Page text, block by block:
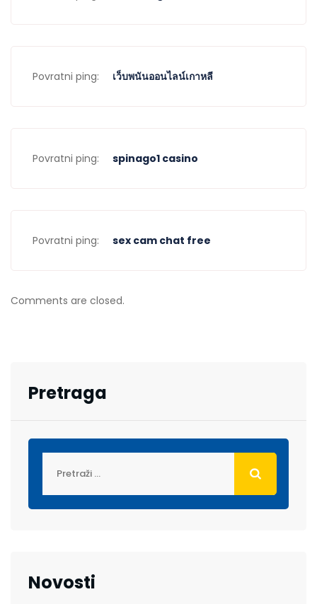
Povratni ping: เว็บพนันออนไลน์เกาหลี
Povratni ping: spinago1 casino
Povratni ping: sex cam chat free
Comments are closed.
Pretraga
Novosti